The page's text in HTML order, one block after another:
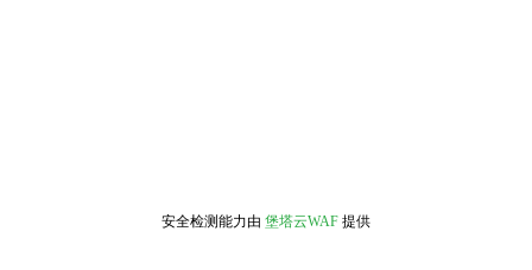
安全检测能力由 堡塔云WAF 提供